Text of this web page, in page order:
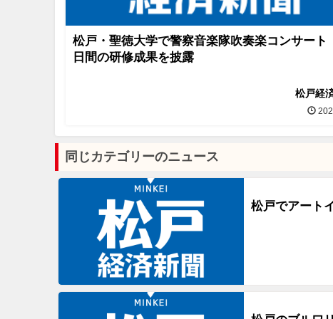
松戸・聖徳大学で警察音楽隊吹奏楽コンサー
日間の研修成果を披露
松戸経
同じカテゴリーのニュース
松戸でアート